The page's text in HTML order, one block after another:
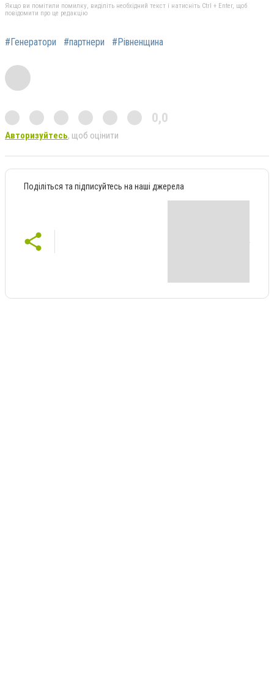
Якщо ви помітили помилку, виділіть необхідний текст і натисніть Ctrl + Enter, щоб
повідомити про це редакцію
#Генератори #партнери #Рівненщина
0,0
Авторизуйтесь, щоб оцінити
Поділіться та підписуйтесь на наші джерела